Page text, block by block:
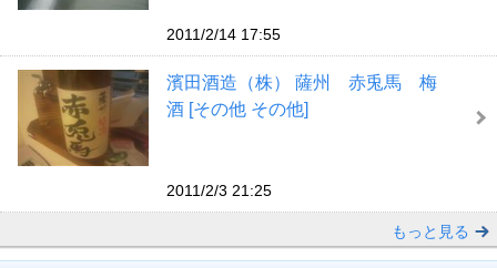
2011/2/14 17:55
濱田酒造（株） 薩州 赤兎馬 梅
酒 [その他 その他]
2011/2/3 21:25
もっと見る